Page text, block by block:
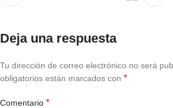
Deja una respuesta
Tu dirección de correo electrónico no será
obligatorios están marcados con *
Comentario *